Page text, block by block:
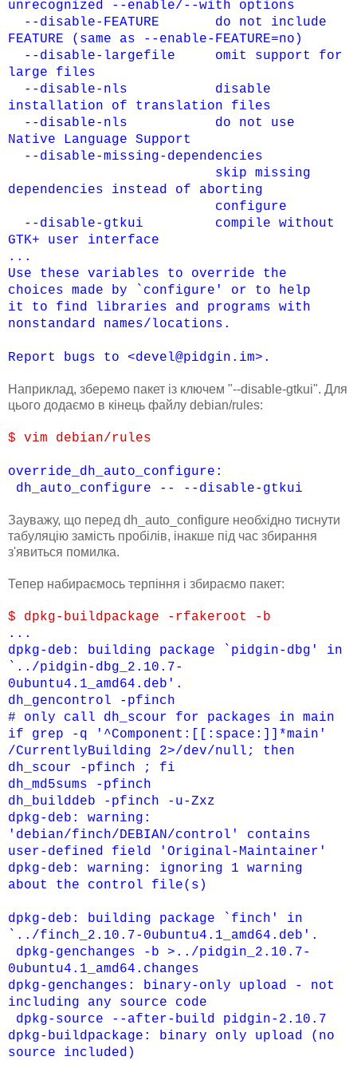
unrecognized --enable/--with options
--disable-FEATURE do not include
FEATURE (same as --enable-FEATURE=no)
--disable-largefile omit support for
large files
--disable-nls disable
installation of translation files
--disable-nls do not use
Native Language Support
--disable-missing-dependencies
skip missing
dependencies instead of aborting
configure
--disable-gtkui compile without
GTK+ user interface
...
Use these variables to override the
choices made by `configure' or to help
it to find libraries and programs with
nonstandard names/locations.
Report bugs to <devel@pidgin.im>.
Наприклад, зберемо пакет із ключем "--disable-gtkui". Для
цього додаємо в кінець файлу debian/rules:
$ vim debian/rules
override_dh_auto_configure:
dh_auto_configure -- --disable-gtkui
Зауважу, що перед dh_auto_configure необхідно тиснути
табуляцію замість пробілів, інакше під час збирання
з'явиться помилка.
Тепер набираємось терпіння і збираємо пакет:
$ dpkg-buildpackage -rfakeroot -b
...
dpkg-deb: building package `pidgin-dbg' in
`../pidgin-dbg_2.10.7-
0ubuntu4.1_amd64.deb'.
dh_gencontrol -pfinch
# only call dh_scour for packages in main
if grep -q '^Component:[[:space:]]*main'
/CurrentlyBuilding 2>/dev/null; then
dh_scour -pfinch ; fi
dh_md5sums -pfinch
dh_builddeb -pfinch -u-Zxz
dpkg-deb: warning:
'debian/finch/DEBIAN/control' contains
user-defined field 'Original-Maintainer'
dpkg-deb: warning: ignoring 1 warning
about the control file(s)
dpkg-deb: building package `finch' in
`../finch_2.10.7-0ubuntu4.1_amd64.deb'.
dpkg-genchanges -b >../pidgin_2.10.7-
0ubuntu4.1_amd64.changes
dpkg-genchanges: binary-only upload - not
including any source code
dpkg-source --after-build pidgin-2.10.7
dpkg-buildpackage: binary only upload (no
source included)